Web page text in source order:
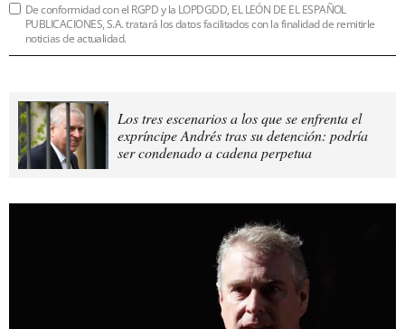
De conformidad con el RGPD y la LOPDGDD, EL LEÓN DE EL ESPAÑOL
PUBLICACIONES, S.A. tratará los datos facilitados con la finalidad de remitirle
noticias de actualidad.
Los tres escenarios a los que se enfrenta el
expríncipe Andrés tras su detención: podría
ser condenado a cadena perpetua